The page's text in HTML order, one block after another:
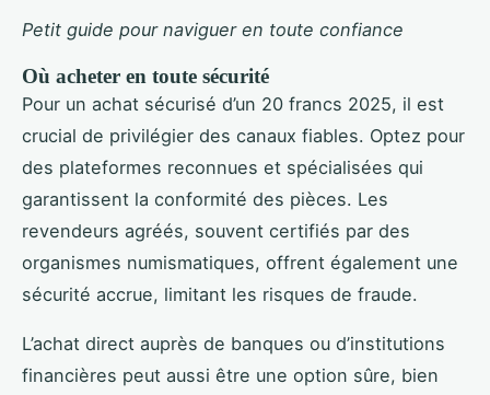
Petit guide pour naviguer en toute confiance
Où acheter en toute sécurité
Pour un achat sécurisé d’un 20 francs 2025, il est
crucial de privilégier des canaux fiables. Optez pour
des plateformes reconnues et spécialisées qui
garantissent la conformité des pièces. Les
revendeurs agréés, souvent certifiés par des
organismes numismatiques, offrent également une
sécurité accrue, limitant les risques de fraude.
L’achat direct auprès de banques ou d’institutions
financières peut aussi être une option sûre, bien